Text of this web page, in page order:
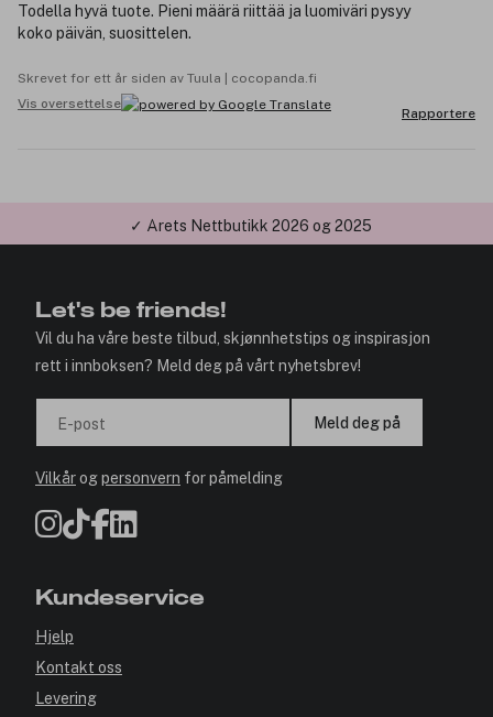
Todella hyvä tuote. Pieni määrä riittää ja luomiväri pysyy
koko päivän, suosittelen.
Skrevet for ett år siden av Tuula | cocopanda.fi
Vis oversettelse
Rapportere
✓ Årets Nettbutikk 2026 og 2025
Let's be friends!
Vil du ha våre beste tilbud, skjønnhetstips og inspirasjon
rett i innboksen? Meld deg på vårt nyhetsbrev!
E-post Meld deg på
Vilkårogpersonvern for påmelding
Kundeservice
Hjelp
Kontakt oss
Levering